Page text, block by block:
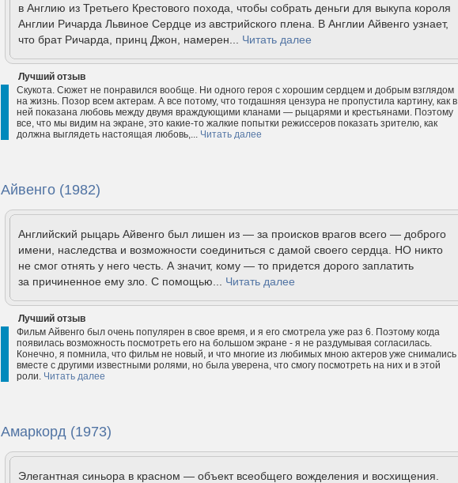
в Англию из Третьего Крестового похода, чтобы собрать деньги для выкупа короля
Англии Ричарда Львиное Сердце из австрийского плена. В Англии Айвенго узнает,
что брат Ричарда, принц Джон, намерен... Читать далее
Лучший отзыв
Скукота. Сюжет не понравился вообще. Ни одного героя с хорошим сердцем и добрым взглядом
на жизнь. Позор всем актерам. А все потому, что тогдашняя цензура не пропустила картину, как в
ней показана любовь между двумя враждующими кланами — рыцарями и крестьянами. Поэтому
все, что мы видим на экране, это какие-то жалкие попытки режиссеров показать зрителю, как
должна выглядеть настоящая любовь,... Читать далее
Айвенго (1982)
Английский рыцарь Айвенго был лишен из — за происков врагов всего — доброго
имени, наследства и возможности соединиться с дамой своего сердца. НО никто
не смог отнять у него честь. А значит, кому — то придется дорого заплатить
за причиненное ему зло. С помощью... Читать далее
Лучший отзыв
Фильм Айвенго был очень популярен в свое время, и я его смотрела уже раз 6. Поэтому когда
появилась возможность посмотреть его на большом экране - я не раздумывая согласилась.
Конечно, я помнила, что фильм не новый, и что многие из любимых мною актеров уже снимались
вместе с другими известными ролями, но была уверена, что смогу посмотреть на них и в этой
роли. Читать далее
Амаркорд (1973)
Элегантная синьора в красном — объект всеобщего вожделения и восхищения.